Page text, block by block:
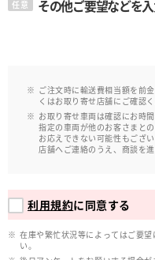
任意 その他ご要望などを
ご注文時に輸送費相当額を前
くはお取り寄せ店舗にご確認く
お取り寄せ車両は確認にお時
指定の車両が他のお客さまと
お応えできない可能性もござ
店舗へご連絡のうえ、商談を進
利用規約に同意する
在庫や繁忙状況等によってはご要
い。